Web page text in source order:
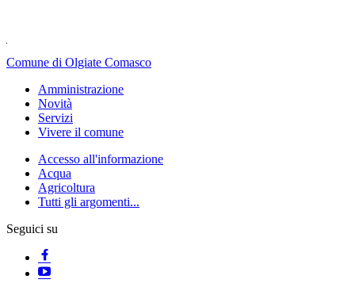
Comune di Olgiate Comasco
Amministrazione
Novità
Servizi
Vivere il comune
Accesso all'informazione
Acqua
Agricoltura
Tutti gli argomenti...
Seguici su